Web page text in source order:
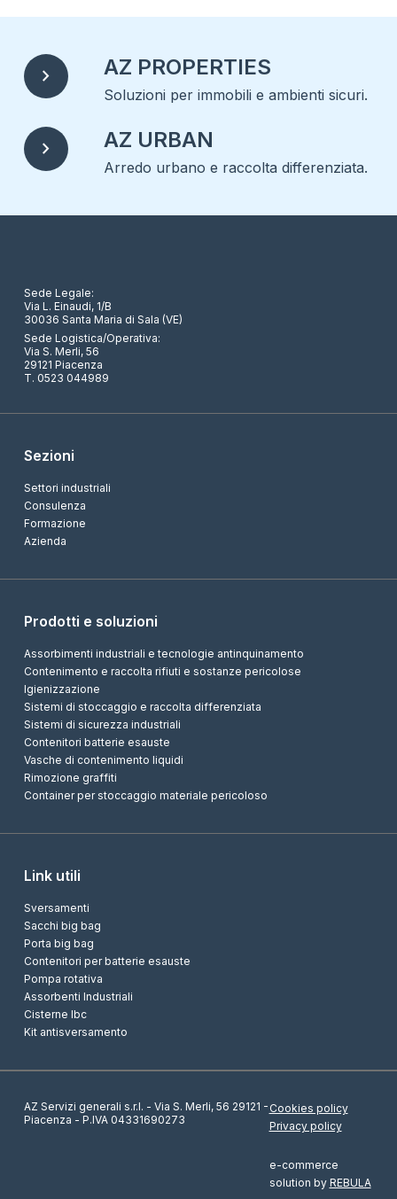
chevron_right AZ PROPERTIES
Soluzioni per immobili e ambienti sicuri.
chevron_right AZ URBAN
Arredo urbano e raccolta differenziata.
Sede Legale:
Via L. Einaudi, 1/B
30036 Santa Maria di Sala (VE)
Sede Logistica/Operativa:
Via S. Merli, 56
29121 Piacenza
T. 0523 044989
Sezioni
Settori industriali
Consulenza
Formazione
Azienda
Prodotti e soluzioni
Assorbimenti industriali e tecnologie antinquinamento
Contenimento e raccolta rifiuti e sostanze pericolose
Igienizzazione
Sistemi di stoccaggio e raccolta differenziata
Sistemi di sicurezza industriali
Contenitori batterie esauste
Vasche di contenimento liquidi
Rimozione graffiti
Container per stoccaggio materiale pericoloso
Link utili
Sversamenti
Sacchi big bag
Porta big bag
Contenitori per batterie esauste
Pompa rotativa
Assorbenti Industriali
Cisterne Ibc
Kit antisversamento
AZ Servizi generali s.r.l. - Via S. Merli, 56 29121 -
Piacenza - P.IVA 04331690273
Cookies policy
Privacy policy
e-commerce
solution by REBULA